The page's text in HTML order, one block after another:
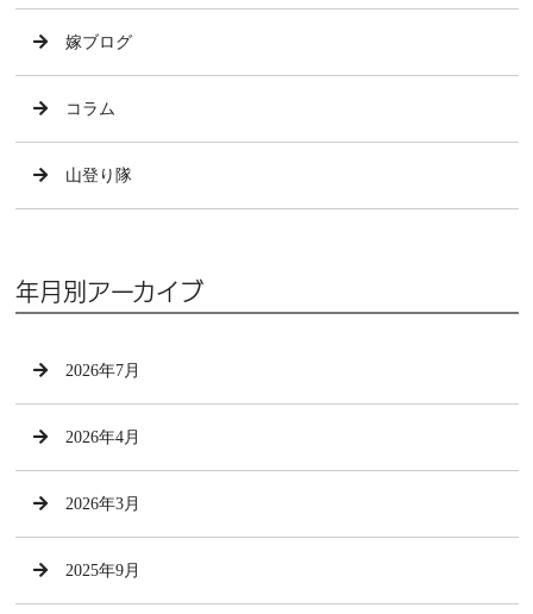
嫁ブログ
コラム
山登り隊
年月別アーカイブ
2026年7月
2026年4月
2026年3月
2025年9月